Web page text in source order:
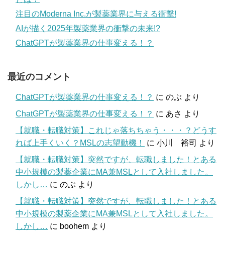
注目のModerna Inc.が製薬業界に与える衝撃!
AIが描く2025年製薬業界の衝撃の未来!?
ChatGPTが製薬業界の仕事変える！？
最近のコメント
ChatGPTが製薬業界の仕事変える！？ に のぶ より
ChatGPTが製薬業界の仕事変える！？ に あさ より
【就職・転職対策】これじゃ落ちちゃう・・・？どうす
れば上手くいく？MSLの志望動機！
に 小川 裕司 より
【就職・転職対策】突然ですが、転職しました！とある
中小規模の製薬企業にMA兼MSLとして入社しました。
しかし… に のぶ より
【就職・転職対策】突然ですが、転職しました！とある
中小規模の製薬企業にMA兼MSLとして入社しました。
しかし… に boohem より